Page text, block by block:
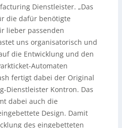
Dienstleister. „Das
die dafür benötigte
lieber passenden
uns organisatorisch und
die Entwicklung und den
Automaten
fertigt dabei der Original
Dienstleister Kontron. Das
dabei auch die
Design. Damit
des eingebetteten